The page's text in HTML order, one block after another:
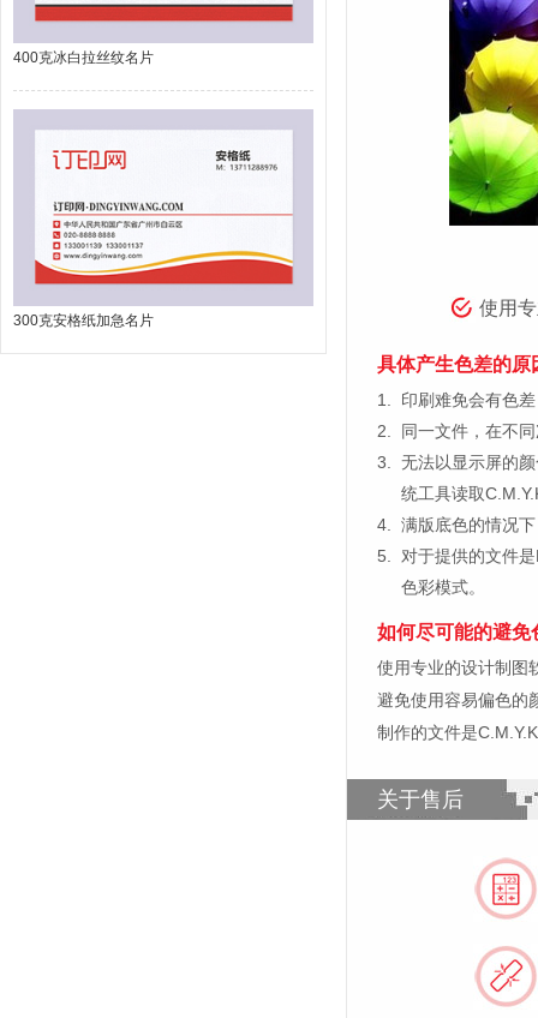
400克冰白拉丝纹名片
300克安格纸加急名片
使用
具体产生色差的原
1.
印刷难免会有色
2.
同一文件，在不
3. 无法以显示屏的
统工具读取
4. 满版底色的情况
5. 对于提供的文件
色彩模式。
如何尽可能的避免
使用专业的设计制图
避免使用容易偏色的
制作的文件是
关于售后